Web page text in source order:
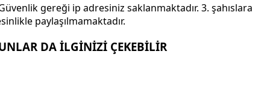
gereği ip adresiniz saklanmaktadır. 3. şahıslara
paylaşılmamaktadır.
DA İLGİNİZİ ÇEKEBİLİR